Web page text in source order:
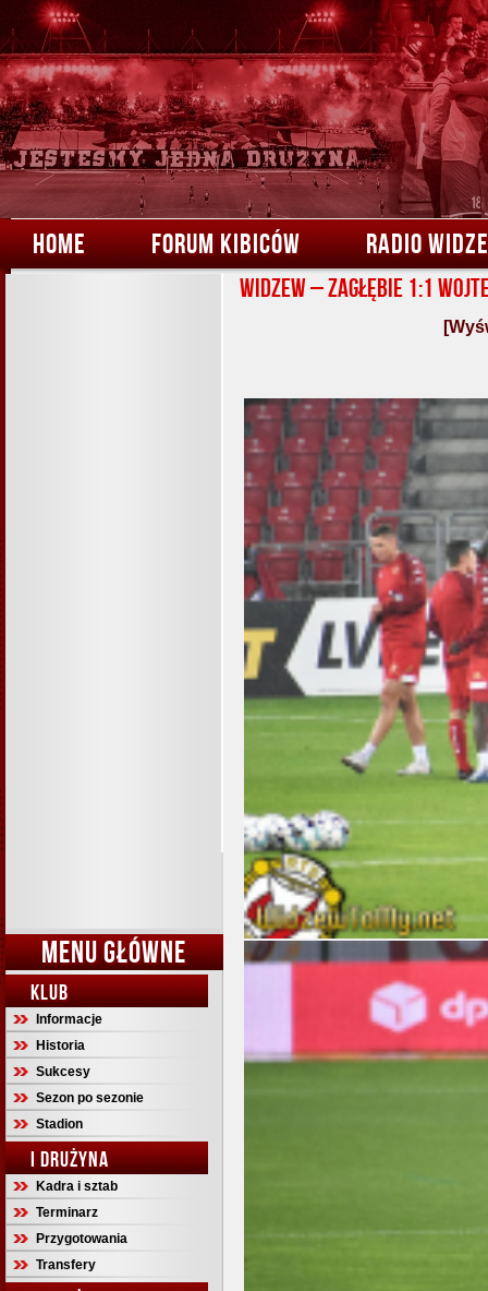
HOME FORUM KIBICÓW RADIO
MENU GŁÓWNE
KLUB
Informacje
Historia
Sukcesy
Sezon po sezonie
Stadion
I DRUŻYNA
Kadra i sztab
Terminarz
Przygotowania
Transfery
Widzew – Zagłębie 1:1